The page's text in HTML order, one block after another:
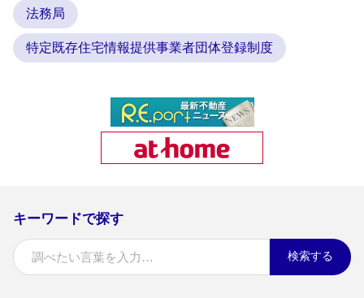
キーワードで探す
検索する
法務局
特定既存住宅情報提供事業者団体登録制度